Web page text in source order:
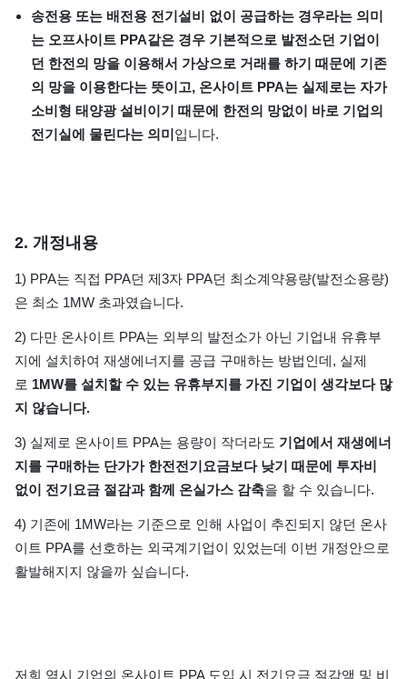
송전용 또는 배전용 전기설비 없이 공급하는 경우라는 의미
는 오프사이트 PPA같은 경우 기본적으로 발전소던 기업이
던 한전의 망을 이용해서 가상으로 거래를 하기 때문에 기존
의 망을 이용한다는 뜻이고, 온사이트 PPA는 실제로는 자가
소비형 태양광 설비이기 때문에 한전의 망없이 바로 기업의
전기실에 물린다는 의미입니다.
2. 개정내용
1) PPA는 직접 PPA던 제3자 PPA던 최소계약용량(발전소용량)
은 최소 1MW 초과였습니다.
2) 다만 온사이트 PPA는 외부의 발전소가 아닌 기업내 유휴부
지에 설치하여 재생에너지를 공급 구매하는 방법인데, 실제
로 1MW를 설치할 수 있는 유휴부지를 가진 기업이 생각보다 많
지 않습니다.
3) 실제로 온사이트 PPA는 용량이 작더라도 기업에서 재생에너
지를 구매하는 단가가 한전전기요금보다 낮기 때문에 투자비
없이 전기요금 절감과 함께 온실가스 감축을 할 수 있습니다.
4) 기존에 1MW라는 기준으로 인해 사업이 추진되지 않던 온사
이트 PPA를 선호하는 외국계기업이 있었는데 이번 개정안으로
활발해지지 않을까 싶습니다.
저희 역시 기업의 온사이트 PPA 도입 시 전기요금 절감액 및 비